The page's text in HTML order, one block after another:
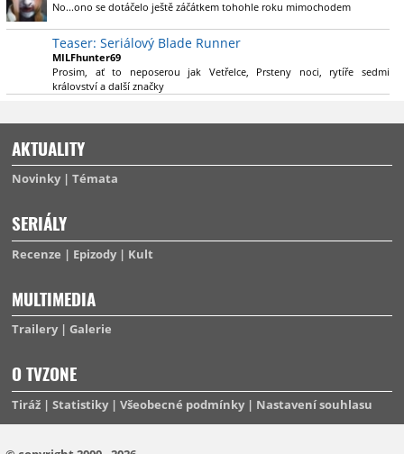
to
. Plus kudos za sázku na seriál a nikoliv film, snad tvůrci tu
No...ono se dotáčelo ještě záčátkem tohohle roku mimochodem
Teaser: Seriálový Blade Runner
MILFhunter69
Prosim, ať to neposerou jak Vetřelce, Prsteny noci, rytíře sedmi
království a další značky
AKTUALITY
Novinky Témata
SERIÁLY
Recenze Epizody Kult
MULTIMEDIA
Trailery Galerie
O TVZONE
Tiráž Statistiky Všeobecné podmínky Nastavení souhlasu